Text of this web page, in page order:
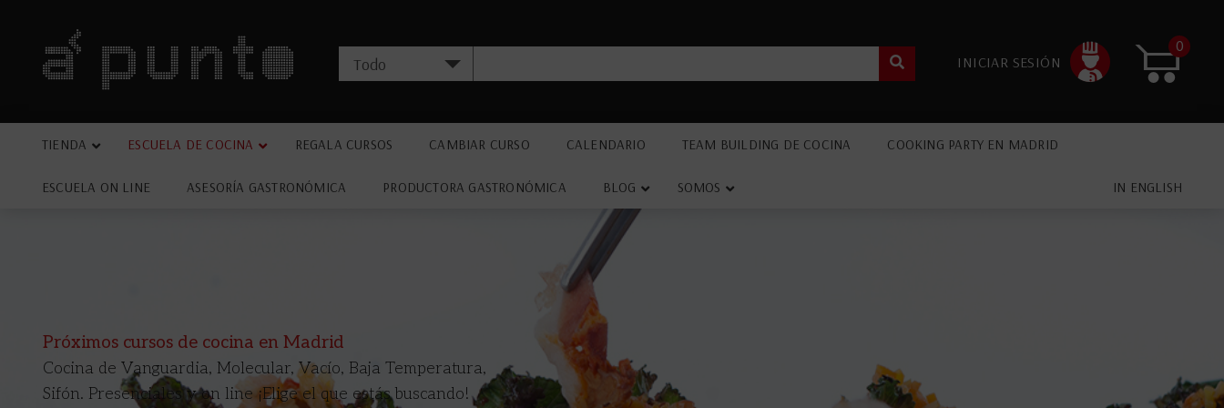
INICIAR SESIÓN
0
TIENDA ESCUELA DE COCINA REGALA CURSOS CAMBIAR CURSO CALENDARIO TEAM BUILDING DE COCINA COOKING PARTY EN MADRID
ESCUELA ON LINE ASESORÍA GASTRONÓMICA PRODUCTORA GASTRONÓMICA BLOG SOMOS IN ENGLISH
Próximos cursos de cocina en Madrid
Cocina de Vanguardia, Molecular, Vacío, Baja Temperatura,
Sifón. Presenciales y on line ¡Elige el que estás buscando!